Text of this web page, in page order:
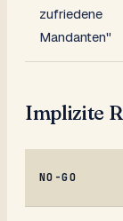
zufriedene
Mandanten"
Implizite
NO-GO